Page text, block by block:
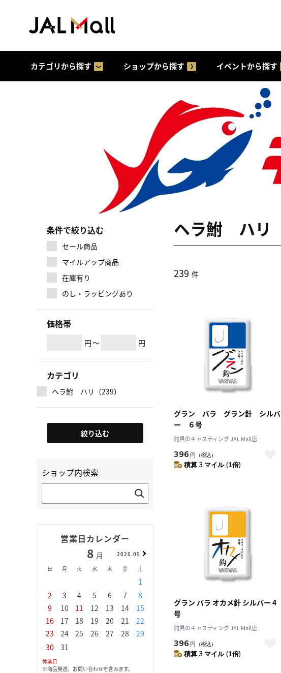
カテゴリから探す ショップから探す イベントから探す
マイルアップ商品
条件で絞り込む
セール商品
在庫有り
のし・ラッピングあり
価格帯
円～ 円
カテゴリ
ヘラ鮒 ハリ（239）
絞り込む
ショップ内検索
営業日カレンダー
8 月
2026.09
日
月 火 水 木 金 土
1
2
3 4 5 6 7
8
9
10 11 12 13 14
15
16
17 18 19 20 21
22
23
24 25 26 27 28
29
30
31
月
2026.10
木
2 3 4
14 15 16 17 18
19
21
休業日
※商品発送、お問い合わせを含みます。
ヘラ鮒 ハリ
239 件
グラン バラ グラン針 シルバ
ー ６号
釣具のキャスティング JAL Mall店
396 円 （税込）
積算 3 マイル (1倍)
グラン バラ オカメ針 シルバー 4
号
釣具のキャスティング JAL Mall店
396 円 （税込）
積算 3 マイル (1倍)